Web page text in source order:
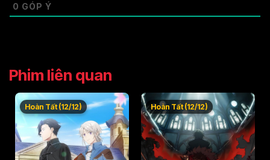
0 GÓP Ý
Phim liên quan
Hoàn Tất (12/12) Hoàn Tất (12/12)